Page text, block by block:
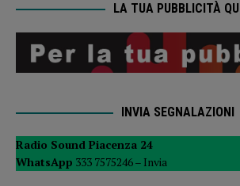
LA TUA PUBBLICITÀ QUI
INVIA SEGNALAZIONI
Radio Sound Piacenza 24
WhatsApp 333 7575246 – Invia